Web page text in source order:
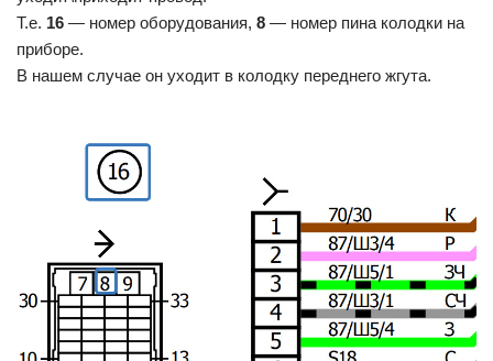
Т.е. 16 — номер оборудования, 8 — номер пина колодки на
приборе.
В нашем случае он уходит в колодку переднего жгута.